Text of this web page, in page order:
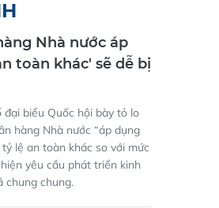
Nhà nước áp
toàn khác' sẽ dễ bị
đại biểu Quốc hội bày tỏ lo
hàng Nhà nước “áp dụng
lệ an toàn khác so với mức
yêu cầu phát triển kinh
chung chung.